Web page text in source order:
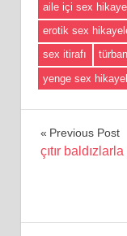
aile içi sex
erotik sex
sex itirafı
yenge sex
Yazı
Previous Post
çıtır